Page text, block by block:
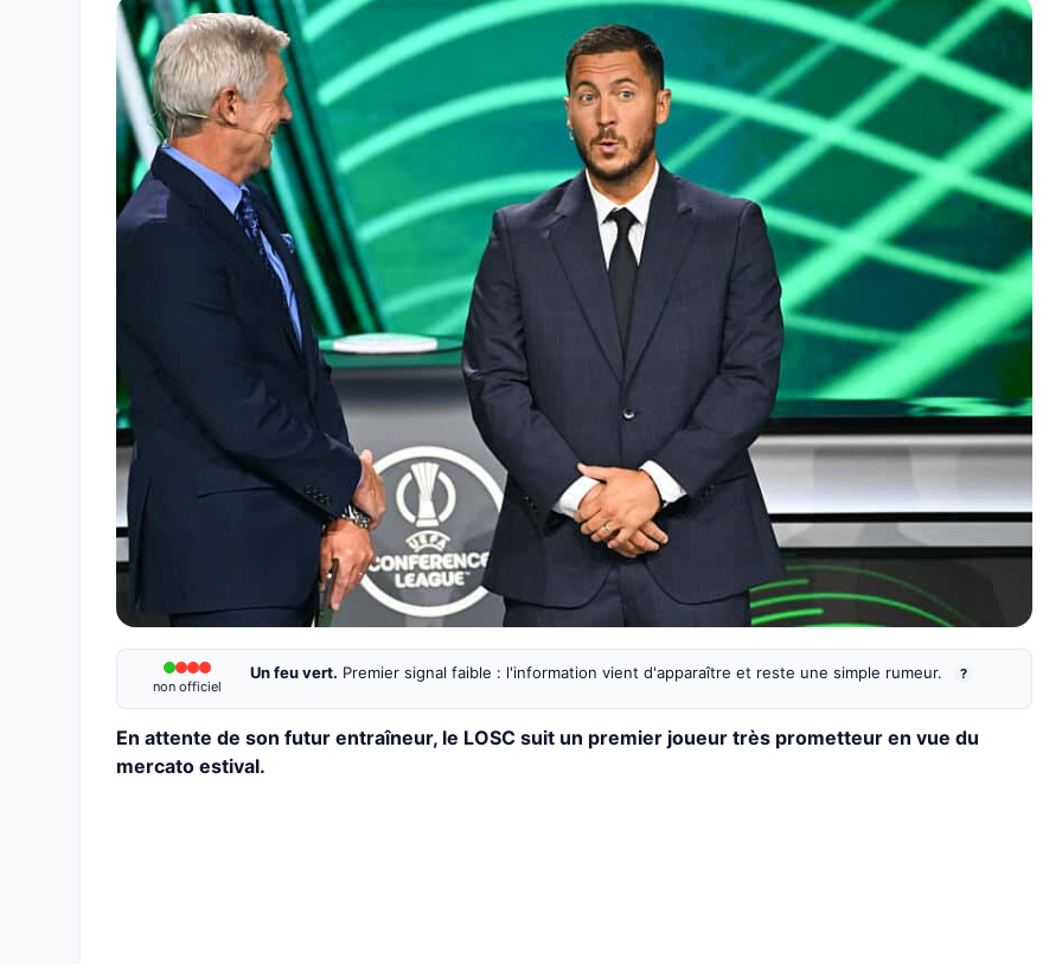
non officiel
Un feu vert. Premier signal faible : l'information vient d'apparaître et reste une simple rumeur. ?
En attente de son futur entraîneur, le LOSC suit un premier joueur très prometteur en vue du
mercato estival.